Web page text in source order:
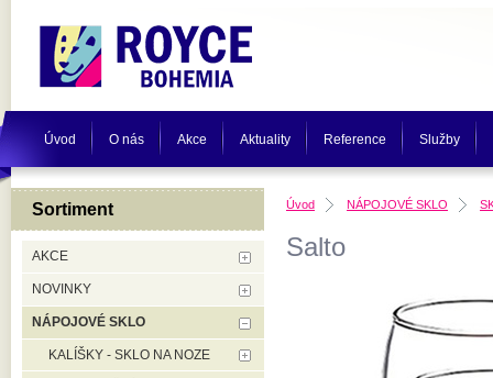
Úvod O nás Akce Aktuality Reference Služby
Úvod NÁPOJOVÉ SKLO
Salto
Sortiment
AKCE
NOVINKY
NÁPOJOVÉ SKLO
KALÍŠKY - SKLO NA NOZE